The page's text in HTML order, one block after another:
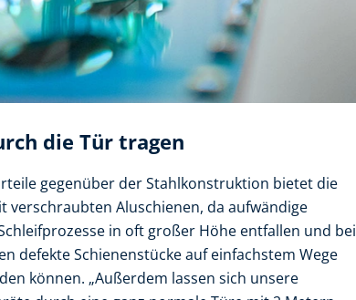
die Tür tragen
gegenüber der Stahlkonstruktion bietet die
verschraubten Aluschienen, da aufwändige
in oft großer Höhe entfallen und bei
defekte Schienenstücke auf einfachstem Wege
können. „Außerdem lassen sich unsere